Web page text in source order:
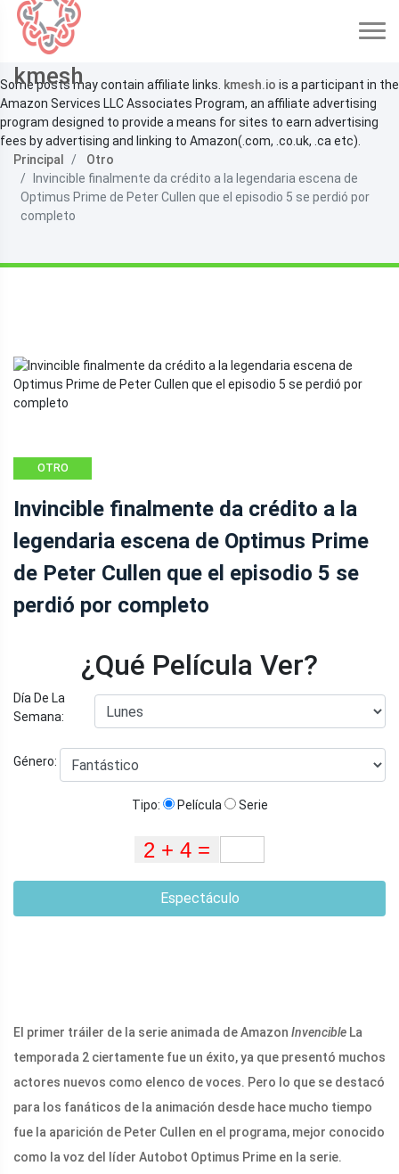
kmesh
Some posts may contain affiliate links. kmesh.io is a participant in the
Amazon Services LLC Associates Program, an affiliate advertising
program designed to provide a means for sites to earn advertising
fees by advertising and linking to Amazon(.com, .co.uk, .ca etc).
Principal
Otro
Invincible finalmente da crédito a la legendaria escena de
Optimus Prime de Peter Cullen que el episodio 5 se perdió por
completo
OTRO
Invincible finalmente da crédito a la
legendaria escena de Optimus Prime
de Peter Cullen que el episodio 5 se
perdió por completo
¿Qué Película Ver?
Día De La
Semana:
Género:
Tipo: Película Serie
Espectáculo
El primer tráiler de la serie animada de Amazon Invencible La
temporada 2 ciertamente fue un éxito, ya que presentó muchos
actores nuevos como elenco de voces. Pero lo que se destacó
para los fanáticos de la animación desde hace mucho tiempo
fue la aparición de Peter Cullen en el programa, mejor conocido
como la voz del líder Autobot Optimus Prime en la serie.